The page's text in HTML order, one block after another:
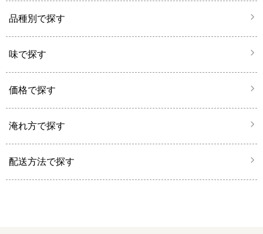
品種別で探す
味で探す
価格で探す
淹れ方で探す
配送方法で探す